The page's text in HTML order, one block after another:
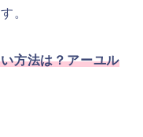
。
方法は？アーユル